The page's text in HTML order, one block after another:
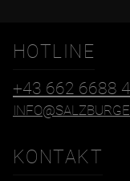
HOTLINE
+43 662 6688
KONTAKT